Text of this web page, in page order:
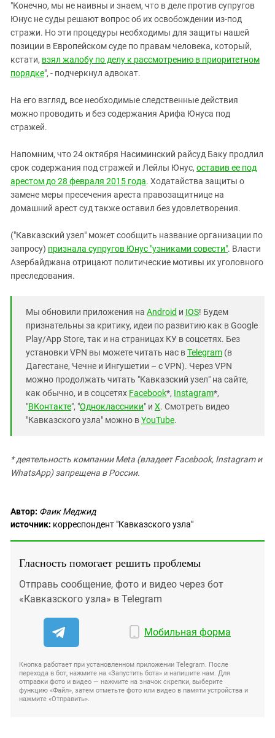
"Конечно, мы не наивны и знаем, что в деле против супругов
Юнус не суды решают вопрос об их освобождении из-под
стражи. Но эти процедуры необходимы для защиты нашей
позиции в Европейском суде по правам человека, который,
кстати, взял жалобу по делу к рассмотрению в приоритетном
порядке", - подчеркнул адвокат.
На его взгляд, все необходимые следственные действия
можно проводить и без содержания Арифа Юнуса под
стражей.
Напомним, что 24 октября Насиминский райсуд Баку продлил
срок содержания под стражей и Лейлы Юнус, оставив ее под
арестом до 28 февраля 2015 года. Ходатайства защиты о
замене меры пресечения ареста правозащитнице на
домашний арест суд также оставил без удовлетворения.
("Кавказский узел" может сообщить название организации по
запросу) признала супругов Юнус "узниками совести". Власти
Азербайджана отрицают политические мотивы их уголовного
преследования.
Мы обновили приложения на Android и IOS! Будем
признательны за критику, идеи по развитию как в Google
Play/App Store, так и на страницах КУ в соцсетях. Без
установки VPN вы можете читать нас вTelegram (в
Дагестане, Чечне и Ингушетии – с VPN). Через VPN
можно продолжать читать "Кавказский узел" на сайте,
как обычно, и в соцсетях Facebook*, Instagram*,
"ВКонтакте", "Одноклассники" и X. Смотреть видео
"Кавказского узла" можно вYouTube.
* деятельность компании Meta (владеет Facebook, Instagram и
WhatsApp) запрещена в России.
Автор: Фаик Меджид
источник: корреспондент "Кавказского узла"
Гласность помогает решить проблемы
Отправь сообщение, фото и видео через бот
«Кавказского узла» в Telegram
Мобильная форма
Кнопка работает при установленном приложении Telegram. После
перехода в бот, нажмите на «Запустить бота» и напишите нам. Для
отправки фото и видео — нажмите на значок скрепки, выберите
функцию «Файл», затем отметьте фото или видео в памяти устройства и
нажмите «Отправить».